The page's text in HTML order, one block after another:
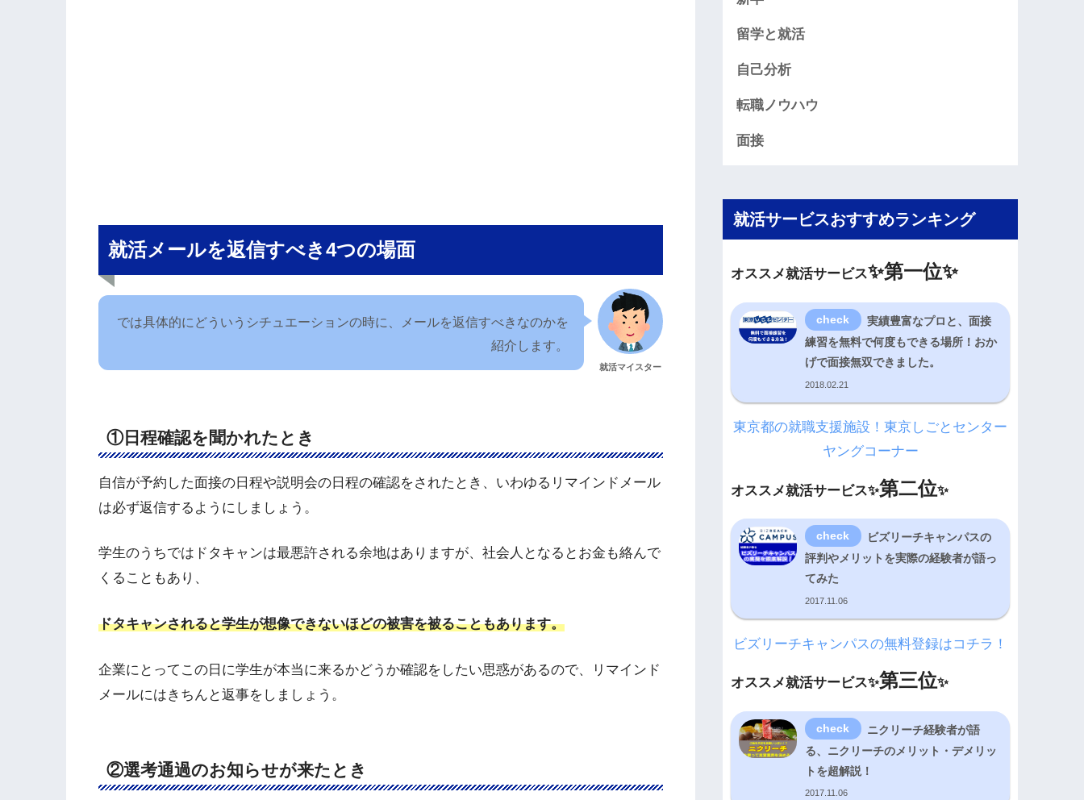
就活メールを返信すべき4つの場面
就活マイスター
では具体的にどういうシチュエーションの時に、メールを返信すべきなのかを
紹介します。
①日程確認を聞かれたとき
自信が予約した面接の日程や説明会の日程の確認をされたとき、いわゆるリマインドメール
は必ず返信するようにしましょう。
学生のうちではドタキャンは最悪許される余地はありますが、社会人となるとお金も絡んで
くることもあり、
ドタキャンされると学生が想像できないほどの被害を被ることもあります。
企業にとってこの日に学生が本当に来るかどうか確認をしたい思惑があるので、リマインド
メールにはきちんと返事をしましょう。
②選考通過のお知らせが来たとき
留学と就活
自己分析
転職ノウハウ
面接
就活サービスおすすめランキング
オススメ就活サービス✨第一位✨
実績豊富なプロと、面接
練習を無料で何度もできる場所！おか
げで面接無双できました。
2018.02.21
東京都の就職支援施設！東京しごとセンター
ヤングコーナー
オススメ就活サービス✨第二位✨
ビズリーチキャンパスの
評判やメリットを実際の経験者が語っ
てみた
2017.11.06
ビズリーチキャンパスの無料登録はコチラ！
オススメ就活サービス✨第三位✨
ニクリーチ経験者が語
る、ニクリーチのメリット・デメリッ
トを超解説！
2017.11.06